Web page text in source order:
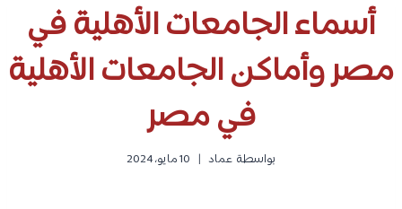
أسماء الجامعات الأهلية في
مصر وأماكن الجامعات الأهلية
في مصر
بواسطة عماد 10 مايو، 2024